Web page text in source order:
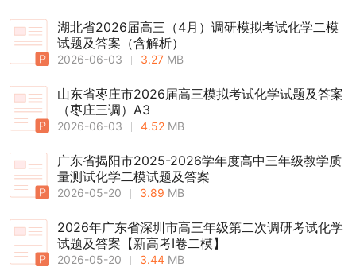
湖北省2026届高三（4月）调研模拟考试化学二模
试题及答案（含解析）
2026-06-03 3.27 MB
山东省枣庄市2026届高三模拟考试化学试题及答案
（枣庄三调）A3
2026-06-03 4.52 MB
广东省揭阳市2025-2026学年度高中三年级教学质
量测试化学二模试题及答案
2026-05-20 3.89 MB
2026年广东省深圳市高三年级第二次调研考试化学
试题及答案【新高考Ⅰ卷二模】
2026-05-20 3.44 MB